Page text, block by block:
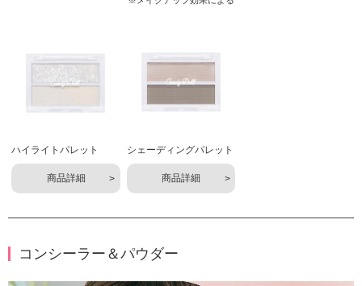
ハイライトパレット
商品詳細
シェーディングパレット
商品詳細
コンシーラー＆パウダー